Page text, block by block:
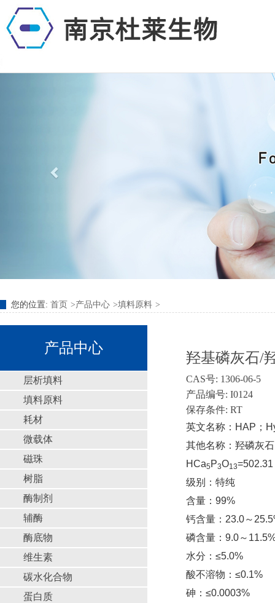
您的位置: 首页 产品中心 填料原料
产品中心
层析填料
填料原料
耗材
微载体
磁珠
树脂
酶制剂
辅酶
酶底物
维生素
碳水化合物
蛋白质
羟基磷灰石/
CAS号: 1306-06-5
产品编号: I0124
保存条件: RT
英文名称：HAP；
其他名称：羟磷灰
HCa5 P3O13=502.31
级别：特纯
含量：99%
钙含量：23.0～
磷含量：9.0～
水分：≤5.0%
酸不溶物：≤0.1%
砷：≤0.0003%